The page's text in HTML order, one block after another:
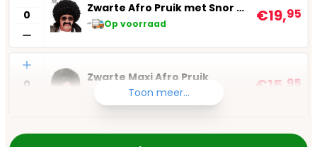
Zwarte Afro Pruik met Snor en Bril
Op voorraad €19,95
Aantal
Zwarte Maxi Afro Pruik
Op voorraad €15, 95
Toon meer...